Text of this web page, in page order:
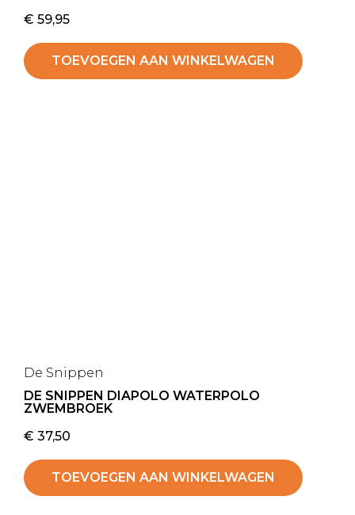
€ 59,95
TOEVOEGEN AAN WINKELWAGEN
De Snippen
DE SNIPPEN DIAPOLO WATERPOLO
ZWEMBROEK
€ 37,50
TOEVOEGEN AAN WINKELWAGEN